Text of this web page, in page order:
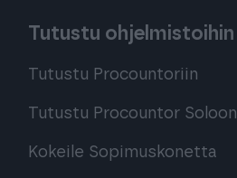
Tutustu ohjelmistoihin
Tutustu Procountoriin
Tutustu Procountor Soloon
Kokeile Sopimuskonetta